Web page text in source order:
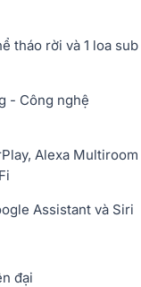
tháo rời và 1 loa sub
- Công nghệ
Alexa Multiroom
Assistant và Siri
đại